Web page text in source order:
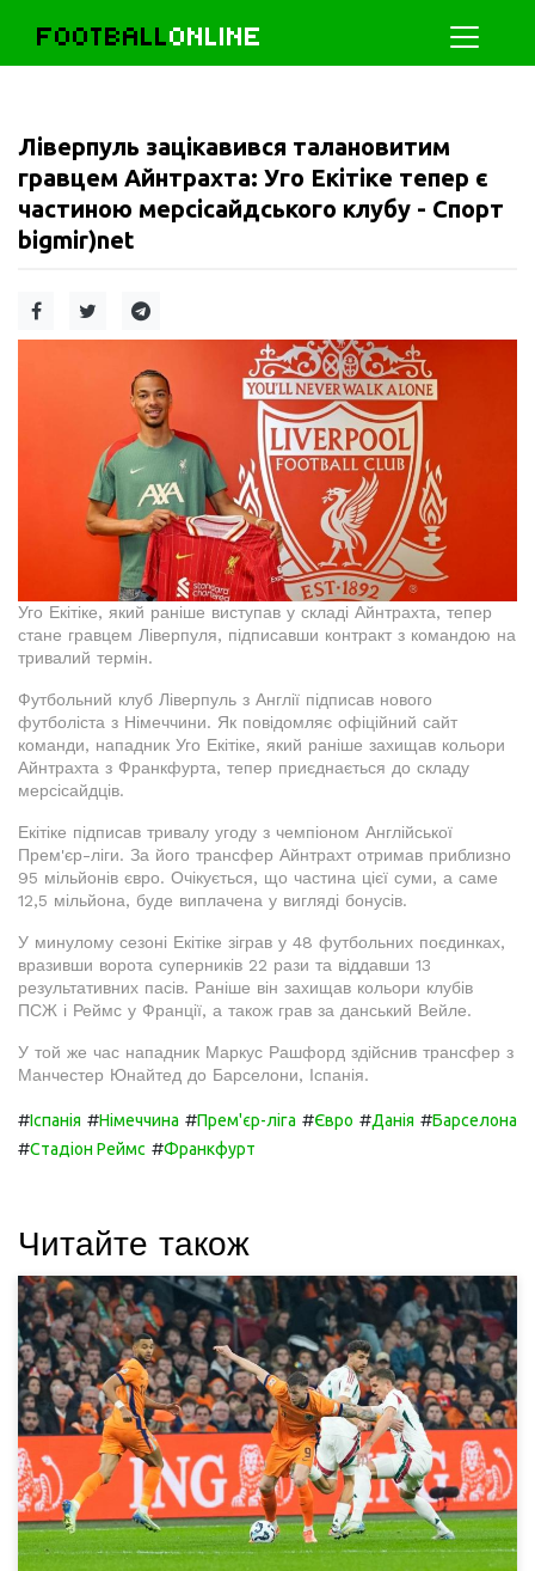
FOOTBALLONLINE
Ліверпуль зацікавився талановитим
гравцем Айнтрахта: Уго Екітіке тепер є
частиною мерсісайдського клубу - Спорт
bigmir)net
Уго Екітіке, який раніше виступав у складі Айнтрахта, тепер
стане гравцем Ліверпуля, підписавши контракт з командою на
тривалий термін.
Футбольний клуб Ліверпуль з Англії підписав нового
футболіста з Німеччини. Як повідомляє офіційний сайт
команди, нападник Уго Екітіке, який раніше захищав кольори
Айнтрахта з Франкфурта, тепер приєднається до складу
мерсісайдців.
Екітіке підписав тривалу угоду з чемпіоном Англійської
Прем'єр-ліги. За його трансфер Айнтрахт отримав приблизно
95 мільйонів євро. Очікується, що частина цієї суми, а саме
12,5 мільйона, буде виплачена у вигляді бонусів.
У минулому сезоні Екітіке зіграв у 48 футбольних поєдинках,
вразивши ворота суперників 22 рази та віддавши 13
результативних пасів. Раніше він захищав кольори клубів
ПСЖ і Реймс у Франції, а також грав за данський Вейле.
У той же час нападник Маркус Рашфорд здійснив трансфер з
Манчестер Юнайтед до Барселони, Іспанія.
#Іспанія #Німеччина #Прем'єр-ліга #Євро #Данія #Барселона
#Стадіон Реймс #Франкфурт
Читайте також